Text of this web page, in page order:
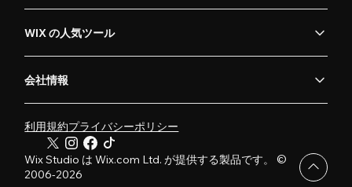
WIX の人気ツール
会社情報
利用規約プライバシーポリシー
Wix Studio は Wix.com Ltd. が提供する製品です。 ©
2006-2026